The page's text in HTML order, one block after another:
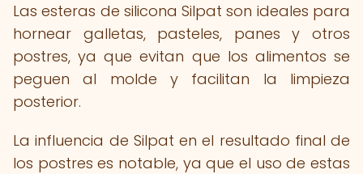
Las esteras de silicona Silpat son ideales para
hornear galletas, pasteles, panes y otros
postres, ya que evitan que los alimentos se
peguen al molde y facilitan la limpieza
posterior.
La influencia de Silpat en el resultado final de
los postres es notable, ya que el uso de estas